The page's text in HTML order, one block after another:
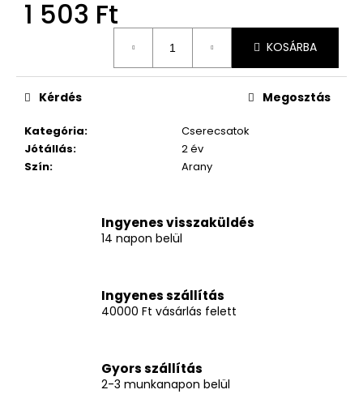
1 503 Ft
KOSÁRBA
Kategória:
Cserecsatok
Jótállás:
2 év
Szín: Arany
Kérdés Megosztás
Ingyenes visszaküldés
14 napon belül
Ingyenes szállítás
40000 Ft vásárlás felett
Gyors szállítás
2-3 munkanapon belül